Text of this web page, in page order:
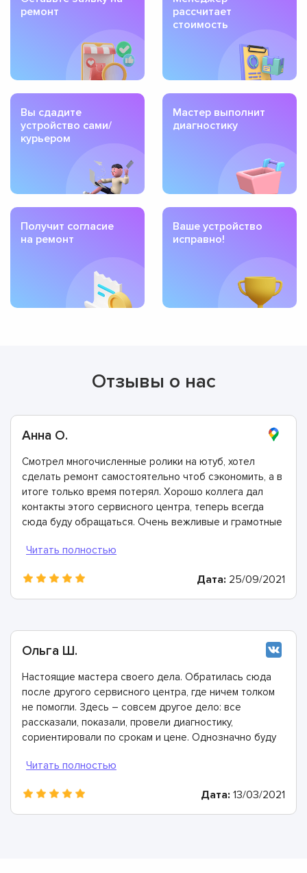
ремонт
рассчитает
стоимость
Вы сдадите
устройство сами/
курьером
Мастер выполнит
диагностику
Получит согласие
на ремонт
Ваше устройство
исправно!
Отзывы о нас
Анна О.
Смотрел многочисленные ролики на ютуб, хотел
сделать ремонт самостоятельно чтоб сэкономить, а в
итоге только время потерял. Хорошо коллега дал
контакты этого сервисного центра, теперь всегда
сюда буду обращаться. Очень вежливые и грамотные
гарантию.
Дата: 25/09/2021
Ольга Ш.
Настоящие мастера своего дела. Обратилась сюда
после другого сервисного центра, где ничем толком
не помогли. Здесь – совсем другое дело: все
рассказали, показали, провели диагностику,
сориентировали по срокам и цене. Однозначно буду
Дата: 13/03/2021